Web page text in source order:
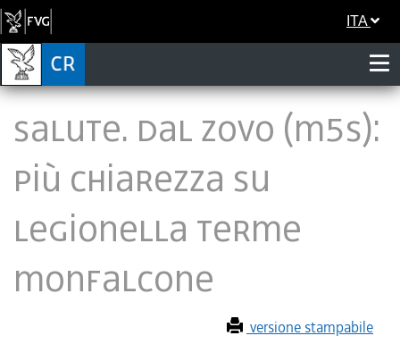
ITA
SALUTE. DAL ZOVO (M5S):
PIÙ CHIAREZZA SU
LEGIONELLA TERME
MONFALCONE
versione stampabile